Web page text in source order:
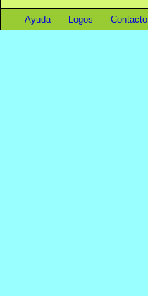
Ayuda Logos Contacto